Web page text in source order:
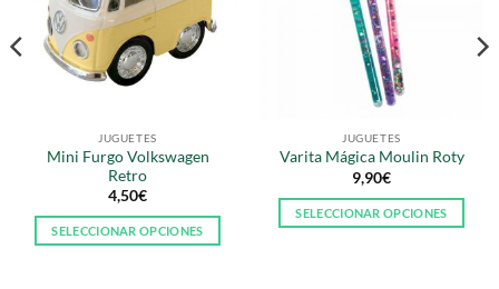
JUGUETES
Mini Furgo Volkswagen
Retro
4,50€
SELECCIONAR OPCIONES
JUGUETES
Varita Mágica Moulin Roty
9,90€
SELECCIONAR OPCIONES